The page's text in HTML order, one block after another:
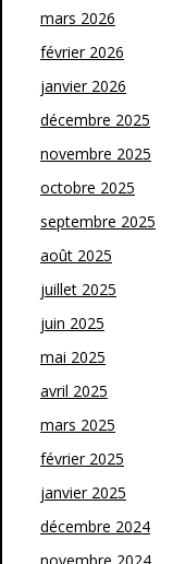
mars 2026
février 2026
janvier 2026
décembre 2025
novembre 2025
octobre 2025
septembre 2025
août 2025
juillet 2025
juin 2025
mai 2025
avril 2025
mars 2025
février 2025
janvier 2025
décembre 2024